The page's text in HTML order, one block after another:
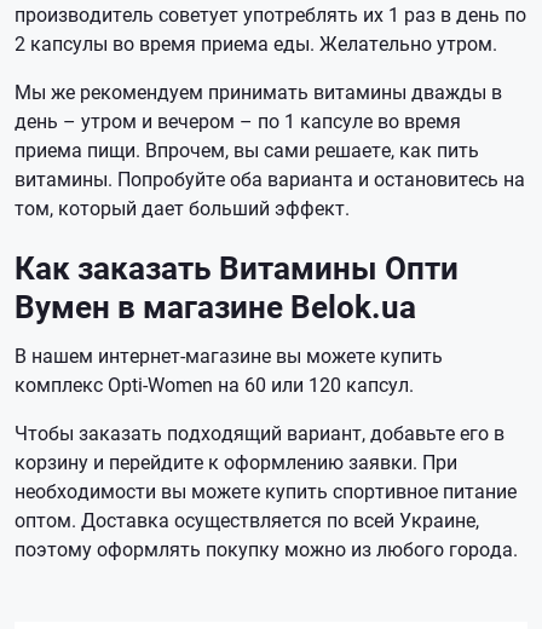
производитель советует употреблять их 1 раз в день по
2 капсулы во время приема еды. Желательно утром.
Мы же рекомендуем принимать витамины дважды в
день – утром и вечером – по 1 капсуле во время
приема пищи. Впрочем, вы сами решаете, как пить
витамины. Попробуйте оба варианта и остановитесь на
том, который дает больший эффект.
Как заказать Витамины Опти
Вумен в магазине Belok.ua
В нашем интернет-магазине вы можете купить
комплекс Opti-Women на 60 или 120 капсул.
Чтобы заказать подходящий вариант, добавьте его в
корзину и перейдите к оформлению заявки. При
необходимости вы можете купить спортивное питание
оптом. Доставка осуществляется по всей Украине,
поэтому оформлять покупку можно из любого города.